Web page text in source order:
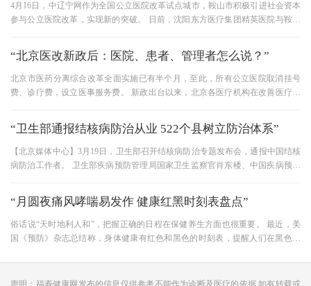
4月16日，中辽宁网作为全国公立医院改革试点城市，鞍山市积极引进社会资本
参与公立医院改革，实现新的突破。 日前，沈阳东方医疗集团精英医院与鞍山
“北京医改新政后：医院、患者、管理者怎么说？”
北京市医药分离综合改革全面实施已有半个月，至此，所有公立医院取消挂号
费、诊疗费，设立医事服务费。 新政出台以来，北京各医疗机构在改善医疗服
“卫生部通报结核病防治从业 522个县树立防治体系”
【北京媒体中心】3月19日，卫生部召开结核病防治专题发布会，通报中国结核
病防治工作者。 卫生部疾病预防管理局国家卫生监察官肖东楼、中国疾病预防
“月圆夜痛风哮喘易发作 健康红黑时刻表盘点”
俗话说“天时地利人和”，把握正确的日程在保健养生方面也很重要。 最近，美
国《预防》杂志总结称，身体健康有红色和黑色的时刻表，提醒人们在黑色排
声明：福寿健康网发布的信息仅供参考不能作为诊断及医疗的依据 如有转载或